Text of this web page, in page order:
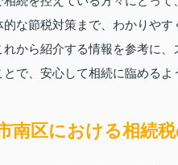
的な節税対策まで、わかりや
れから紹介する情報を参考に
で、安心して相続に臨めるよ
南区における相続